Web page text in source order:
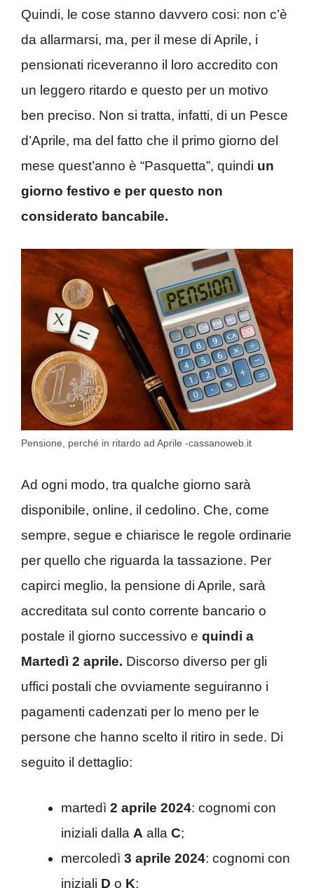
Quindi, le cose stanno davvero cosi: non c’è
da allarmarsi, ma, per il mese di Aprile, i
pensionati riceveranno il loro accredito con
un leggero ritardo e questo per un motivo
ben preciso. Non si tratta, infatti, di un Pesce
d’Aprile, ma del fatto che il primo giorno del
mese quest’anno è “Pasquetta”, quindi un
giorno festivo e per questo non
considerato bancabile.
Pensione, perché in ritardo ad Aprile -cassanoweb.it
Ad ogni modo, tra qualche giorno sarà
disponibile, online, il cedolino. Che, come
sempre, segue e chiarisce le regole ordinarie
per quello che riguarda la tassazione. Per
capirci meglio, la pensione di Aprile, sarà
accreditata sul conto corrente bancario o
postale il giorno successivo e quindi a
Martedì 2 aprile. Discorso diverso per gli
uffici postali che ovviamente seguiranno i
pagamenti cadenzati per lo meno per le
persone che hanno scelto il ritiro in sede. Di
seguito il dettaglio:
martedì 2 aprile 2024: cognomi con
iniziali dalla A alla C;
mercoledì 3 aprile 2024: cognomi con
iniziali D o K;